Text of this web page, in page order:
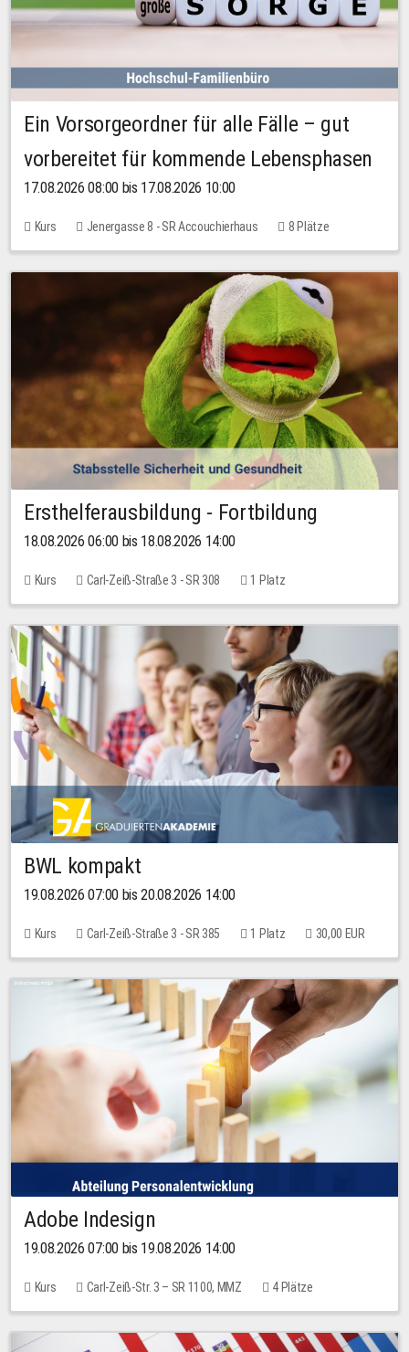
Ein Vorsorgeordner für alle Fälle – gut
vorbereitet für kommende Lebensphasen
17.08.2026 08:00 bis 17.08.2026 10:00
Kurs Jenergasse 8 - SR Accouchierhaus 8 Plätze
Ersthelferausbildung - Fortbildung
18.08.2026 06:00 bis 18.08.2026 14:00
Kurs Carl-Zeiß-Straße 3 - SR 308 1 Platz
BWL kompakt
19.08.2026 07:00 bis 20.08.2026 14:00
Kurs Carl-Zeiß-Straße 3 - SR 385 1 Platz 30,00 EUR
Adobe Indesign
19.08.2026 07:00 bis 19.08.2026 14:00
Kurs Carl-Zeiß-Str. 3 – SR 1100, MMZ 4 Plätze